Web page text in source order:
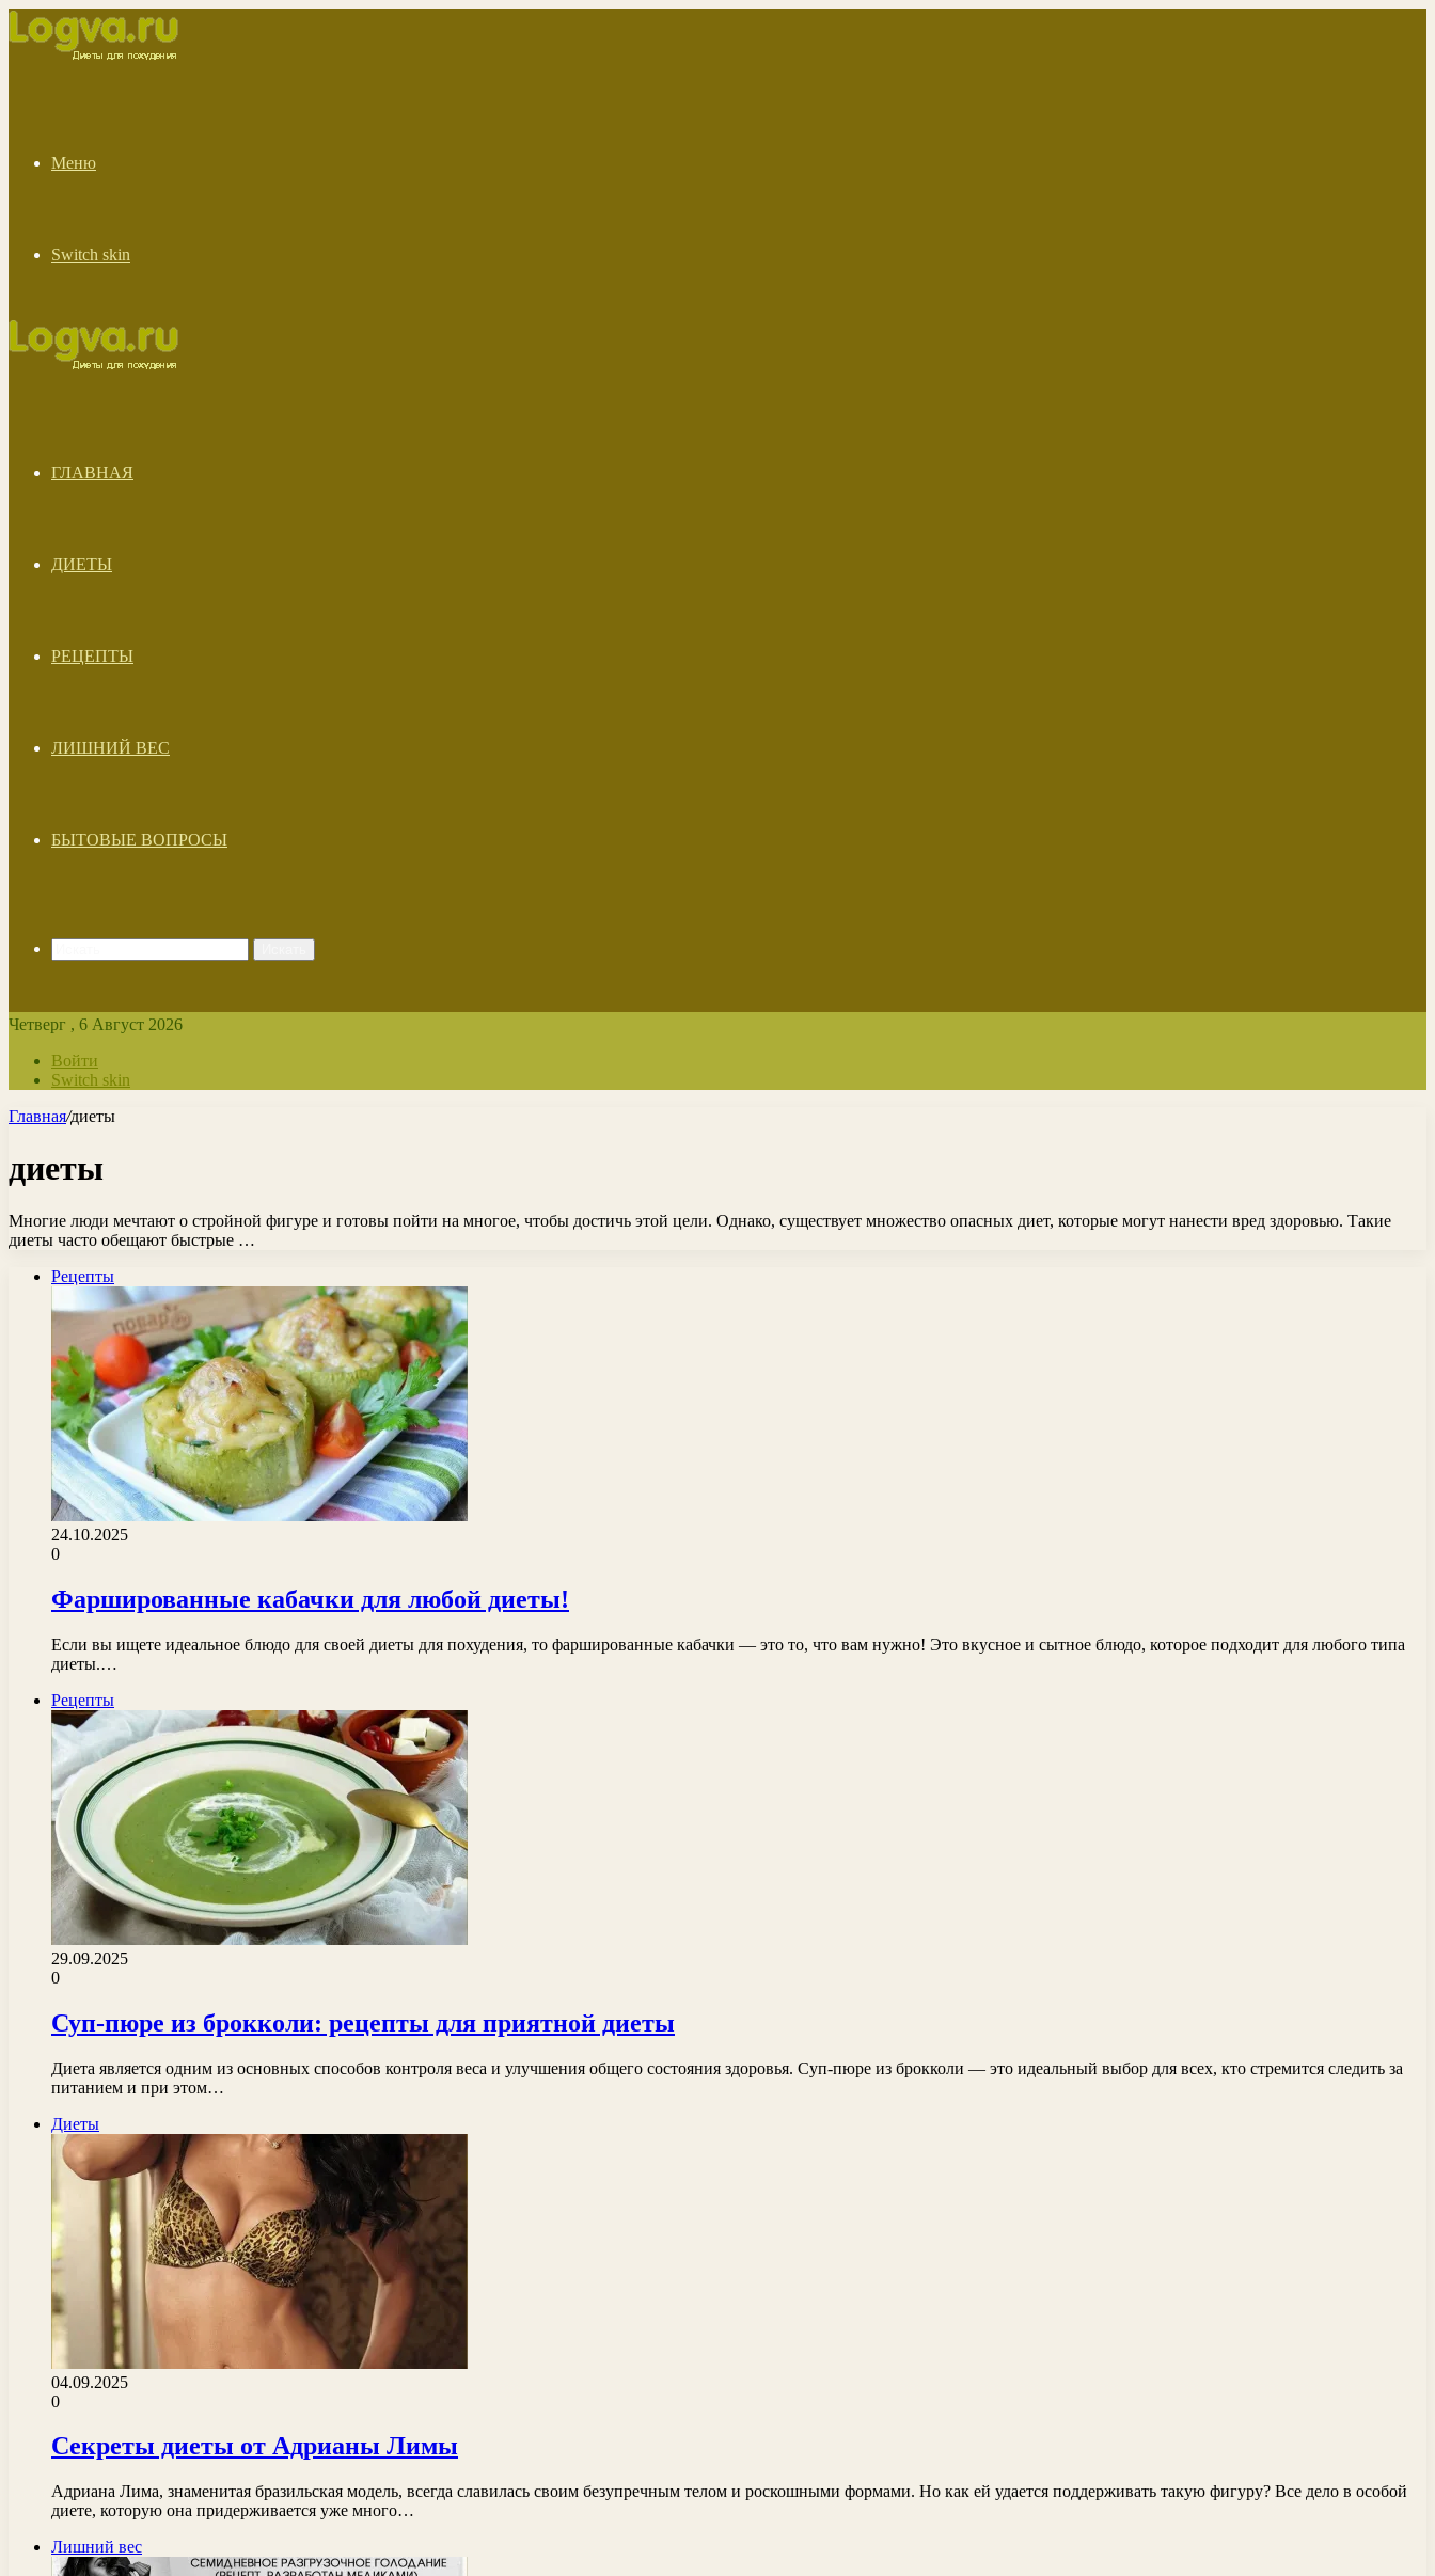
Меню
Switch skin
ГЛАВНАЯ
ДИЕТЫ
РЕЦЕПТЫ
ЛИШНИЙ ВЕС
БЫТОВЫЕ ВОПРОСЫ
Четверг , 6 Август 2026
Войти
Switch skin
Главная/диеты
диеты
Многие люди мечтают о стройной фигуре и готовы пойти на многое, чтобы достичь этой цели. Однако, существует множество опасных диет, которые могут нанести вред здоровью. Такие
диеты часто обещают быстрые …
Рецепты
24.10.2025
0
Фаршированные кабачки для любой диеты!
Если вы ищете идеальное блюдо для своей диеты для похудения, то фаршированные кабачки — это то, что вам нужно! Это вкусное и сытное блюдо, которое подходит для любого типа
диеты.…
Рецепты
29.09.2025
0
Суп-пюре из брокколи: рецепты для приятной диеты
Диета является одним из основных способов контроля веса и улучшения общего состояния здоровья. Суп-пюре из брокколи — это идеальный выбор для всех, кто стремится следить за
питанием и при этом…
Диеты
04.09.2025
0
Секреты диеты от Адрианы Лимы
Адриана Лима, знаменитая бразильская модель, всегда славилась своим безупречным телом и роскошными формами. Но как ей удается поддерживать такую фигуру? Все дело в особой
диете, которую она придерживается уже много…
Лишний вес